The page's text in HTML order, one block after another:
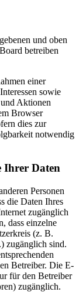
und oben
betreiben
einer
sowie
Aktionen
Browser
dies zur
notwendig
Ihrer Daten
Personen
die Daten Ihres
zugänglich
dass einzelne
(z. B.
zugänglich sind.
Betreiber. Die E-
für den Betreiber
zugänglich.